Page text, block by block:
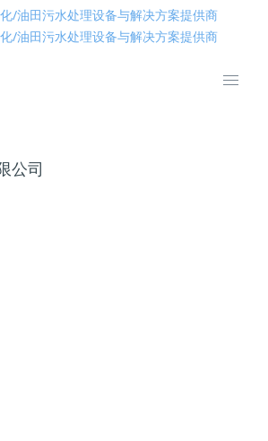
公司
设美丽中国
全国节能宣传周
迩
第三十三个全国节能宣传周，主题为“节能降
，国家发展改革委联合广东省人民政府、广州
2023年全国节能宣传周启动仪式。
认证中心、国家绿色技术交易中心与有关地方共
合作协议，共同推动节能降碳先进技术研发和推
动上，中国标准化研究院发布《能效标准标识白
会同电商平台、家电企业等发起重点产品绿色